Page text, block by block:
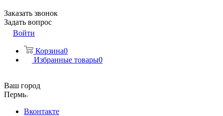
Заказать звонок
Задать вопрос
Войти
Корзина0
Избранные товары0
Ваш город
Пермь
Вконтакте